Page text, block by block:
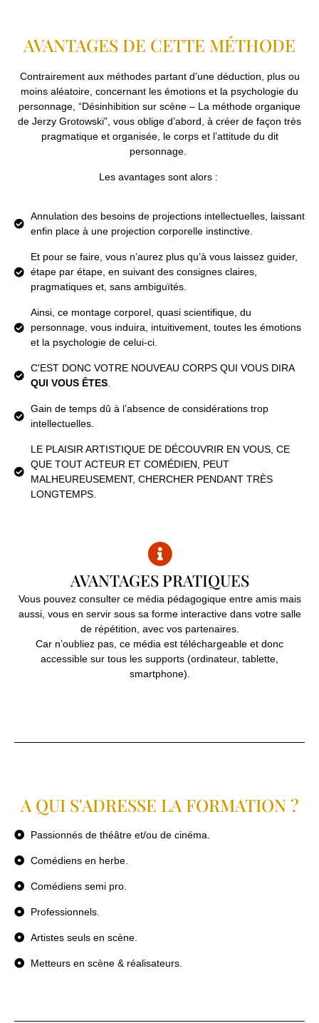
AVANTAGES DE CETTE MÉTHODE
Contrairement aux méthodes partant d’une déduction, plus ou
moins aléatoire, concernant les émotions et la psychologie du
personnage, “Désinhibition sur scène – La méthode organique
de Jerzy Grotowski”, vous oblige d’abord, à créer de façon très
pragmatique et organisée, le corps et l’attitude du dit
personnage.
Les avantages sont alors :
Annulation des besoins de projections intellectuelles, laissant
enfin place à une projection corporelle instinctive.
Et pour se faire, vous n’aurez plus qu’à vous laissez guider,
étape par étape, en suivant des consignes claires,
pragmatiques et, sans ambiguïtés.
Ainsi, ce montage corporel, quasi scientifique, du
personnage, vous induira, intuitivement, toutes les émotions
et la psychologie de celui-ci.
C'EST DONC VOTRE NOUVEAU CORPS QUI VOUS DIRA
QUI VOUS ÊTES.
Gain de temps dû à l’absence de considérations trop
intellectuelles.
LE PLAISIR ARTISTIQUE DE DÉCOUVRIR EN VOUS, CE
QUE TOUT ACTEUR ET COMÉDIEN, PEUT
MALHEUREUSEMENT, CHERCHER PENDANT TRÈS
LONGTEMPS.
AVANTAGES PRATIQUES
Vous pouvez consulter ce média pédagogique entre amis mais
aussi, vous en servir sous sa forme interactive dans votre salle
de répétition, avec vos partenaires.
Car n’oubliez pas, ce média est téléchargeable et donc
accessible sur tous les supports (ordinateur, tablette,
smartphone).
A QUI S'ADRESSE LA FORMATION ?
Passionnés de théâtre et/ou de cinéma.
Comédiens en herbe.
Comédiens semi pro.
Professionnels.
Artistes seuls en scène.
Metteurs en scène & réalisateurs.